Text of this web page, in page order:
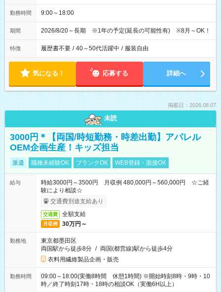
勤務時間 9:00～18:00
期間 2026/8/20～長期 ※1年の予定(延長の可能性有) ※8月～OK！
特徴 履歴書不要 / 40～50代活躍中 / 服装自由
気になる！ 応募する 詳細へ
掲載日：2026.08.07
未読
3000円＊【両国/時短勤務・時差出勤】アパレル
OEM企画生産！キッズ担当
派遣 職種未経験OK ブランクOK WEB登録・面接OK
給与
時給3000円～3500円 月収例 480,000円～560,000円 ☆ご経
験により相談☆
交通費別途支給あり
交通費 全額支給
月収例 30万円～
勤務地
東京都墨田区
両国駅から徒歩8分 / 両国(都営線)駅から徒歩4分
衣料用繊維製品企画・販売
勤務時間
09:00～18:00(実働8時間 休憩1時間) ※開始時刻8時・9時・10
時／終了時刻17時・18時の相談OK（実働6H以上）